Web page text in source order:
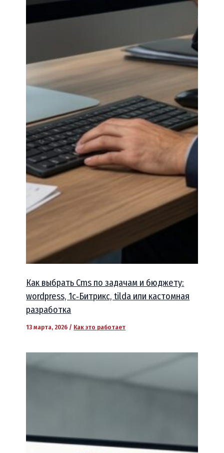
Как выбрать Cms по задачам и бюджету:
wordpress, 1c‑Битрикс, tilda или кастомная
разработка
13 марта, 2026 / Как это работает